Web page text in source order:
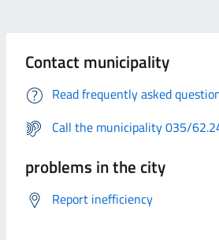
Contact municipality
Read frequently asked
Call the municipality 035/
problems in the city
Report inefficiency